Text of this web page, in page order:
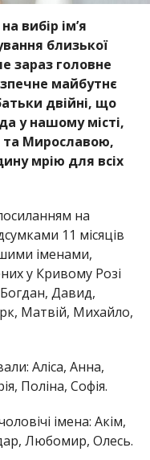
вибір ім’я
близької
зараз головне
майбутнє
двійні, що
у нашому місті,
Мирославою,
мрію для всіх
на
11 місяців
іменами,
у Кривому Розі
Давид,
Матвій, Михайло,
Аліса, Анна,
Поліна, Софія.
імена: Акім,
Любомир, Олесь.